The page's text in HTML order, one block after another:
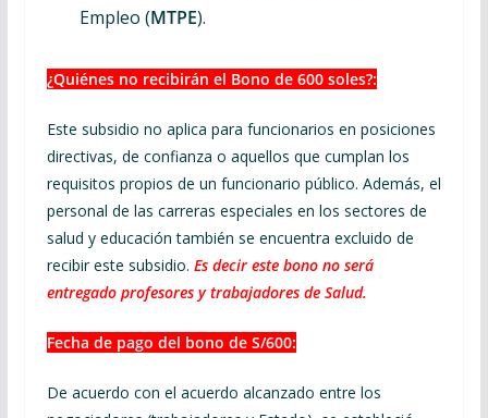
Empleo (MTPE).
¿Quiénes no recibirán el Bono de 600 soles?:
Este subsidio no aplica para funcionarios en posiciones
directivas, de confianza o aquellos que cumplan los
requisitos propios de un funcionario público. Además, el
personal de las carreras especiales en los sectores de
salud y educación también se encuentra excluido de
recibir este subsidio. Es decir este bono no será
entregado profesores y trabajadores de Salud.
Fecha de pago del bono de S/600:
De acuerdo con el acuerdo alcanzado entre los